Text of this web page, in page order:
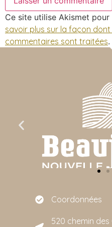
Ce site utilise Akismet
savoir plus sur la façon
commentaires sont traitées.
Coordonnées
520 chemin des